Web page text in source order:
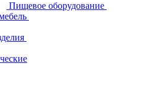
Пищевое оборудование